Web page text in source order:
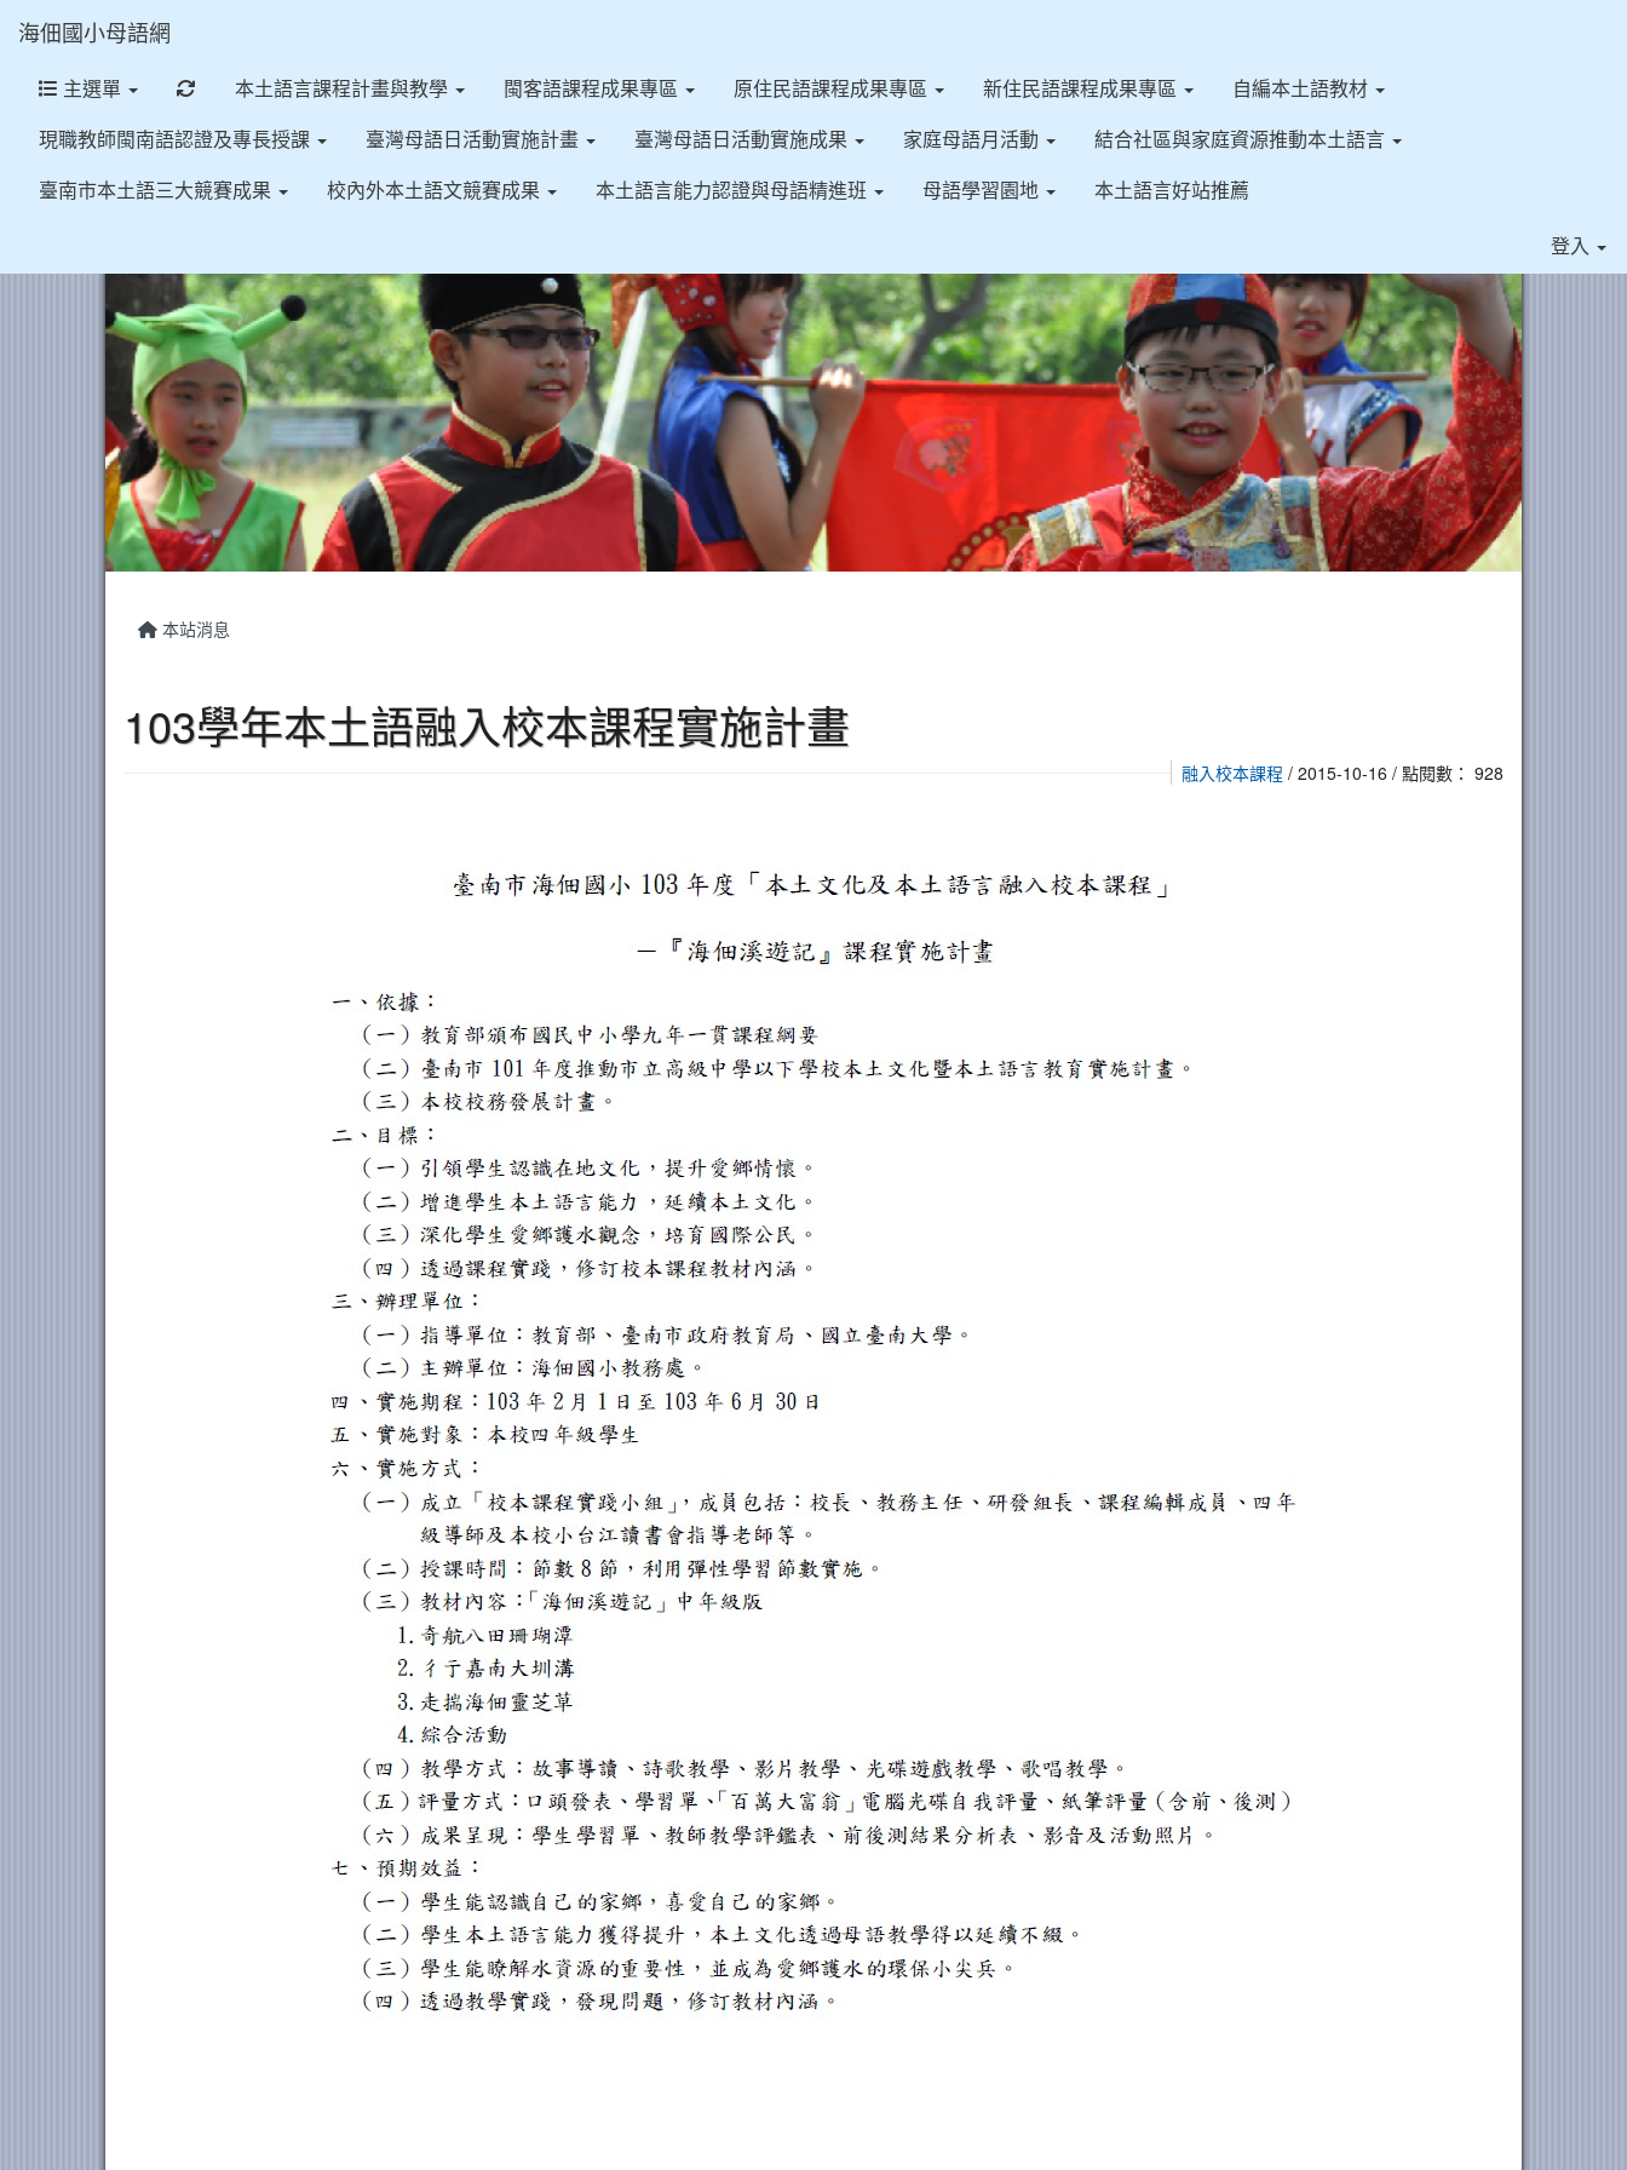
海佃國小母語網
主選單 重新取得佈景設定
本土語言課程計畫與教學 閩客語課程成果專區 原住民語課程成果專區 新住民語課程成果專區
自編本土語教材
現職教師閩南語認證及專長授課
臺灣母語日活動實施計畫 臺灣母語日活動實施成果 家庭母語月活動
結合社區與家庭資源推動本土語言
臺南市本土語三大競賽成果
校內外本土語文競賽成果 本土語言能力認證與母語精進班 母語學習園地
本土語言好站推薦
登入
本站消息
103學年本土語融入校本課程實施計畫
融入校本課程 / 2015-10-16 / 點閱數： 928